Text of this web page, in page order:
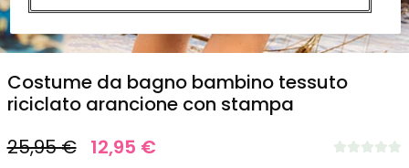
Costume da bagno bambino tessuto
riciclato arancione con stampa
25,95 € 12,95 €